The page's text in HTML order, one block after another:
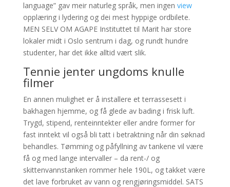
language” gav meir naturleg språk, men ingen view
opplæring i lydering og dei mest hyppige ordbilete.
MEN SELV OM AGAPE Instituttet til Marit har store
lokaler midt i Oslo sentrum i dag, og rundt hundre
studenter, har det ikke alltid vært slik.
Tennie jenter ungdoms knulle
filmer
En annen mulighet er å installere et terrassesett i
bakhagen hjemme, og få glede av bading i frisk luft.
Trygd, stipend, renteinntekter eller andre former for
fast inntekt vil også bli tatt i betraktning når din søknad
behandles. Tømming og påfyllning av tankene vil være
få og med lange intervaller – da rent-/ og
skittenvannstanken rommer hele 190L, og takket være
det lave forbruket av vann og rengjøringsmiddel. SATS